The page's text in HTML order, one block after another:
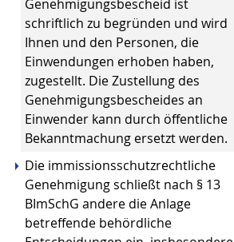
Genehmigungsbescheid ist
schriftlich zu begründen und wird
Ihnen und den Personen, die
Einwendungen erhoben haben,
zugestellt. Die Zustellung des
Genehmigungsbescheides an
Einwender kann durch öffentliche
Bekanntmachung ersetzt werden.
Die immissionsschutzrechtliche
Genehmigung schließt nach § 13
BImSchG andere die Anlage
betreffende behördliche